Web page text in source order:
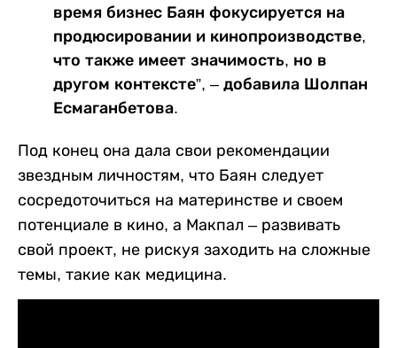
время бизнес Баян фокусируется на
продюсировании и кинопроизводстве,
что также имеет значимость, но в
другом контексте”, – добавила Шолпан
Есмаганбетова.
Под конец она дала свои рекомендации
звездным личностям, что Баян следует
сосредоточиться на материнстве и своем
потенциале в кино, а Макпал – развивать
свой проект, не рискуя заходить на сложные
темы, такие как медицина.